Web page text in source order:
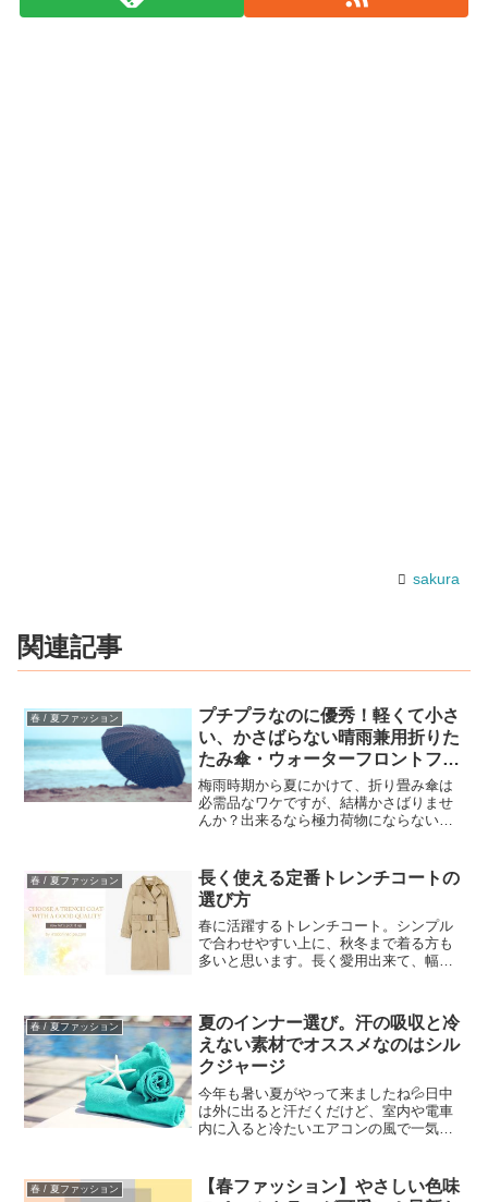
sakura
関連記事
春 / 夏ファッション
プチプラなのに優秀！軽くて小さ
い、かさばらない晴雨兼用折りた
たみ傘・ウォーターフロントファ
イブスタープレミアム
梅雨時期から夏にかけて、折り畳み傘は
必需品なワケですが、結構かさばりませ
んか？出来るなら極力荷物にならない折
件を全て満たしてくれるなんとも有難い
折り畳み傘があります。W...
春 / 夏ファッション
長く使える定番トレンチコートの
選び方
春に活躍するトレンチコート。シンプル
で合わせやすい上に、秋冬まで着る方も
多いと思います。長く愛用出来て、幅広
える優秀トレンチ。選ぶポイントは？取
り外し可能なライナー付き...
春 / 夏ファッション
夏のインナー選び。汗の吸収と冷
えない素材でオススメなのはシル
クジャージ
今年も暑い夏がやって来ましたね💦日中
は外に出ると汗だくだけど、室内や電車
内に入ると冷たいエアコンの風で一気に
気になるし💧そんな悩めるインナーに、
是非取り入れて欲しい素材...
春 / 夏ファッション
【春ファッション】やさしい色味